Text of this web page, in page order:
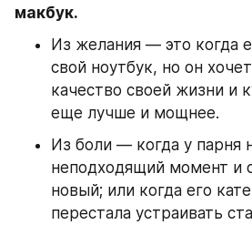
макбук.
Из желания — это когда
свой ноутбук, но он
качество своей жизни и
еще лучше и мощнее.
Из боли — когда у парня
неподходящий момент и
новый; или когда его
перестала устраивать